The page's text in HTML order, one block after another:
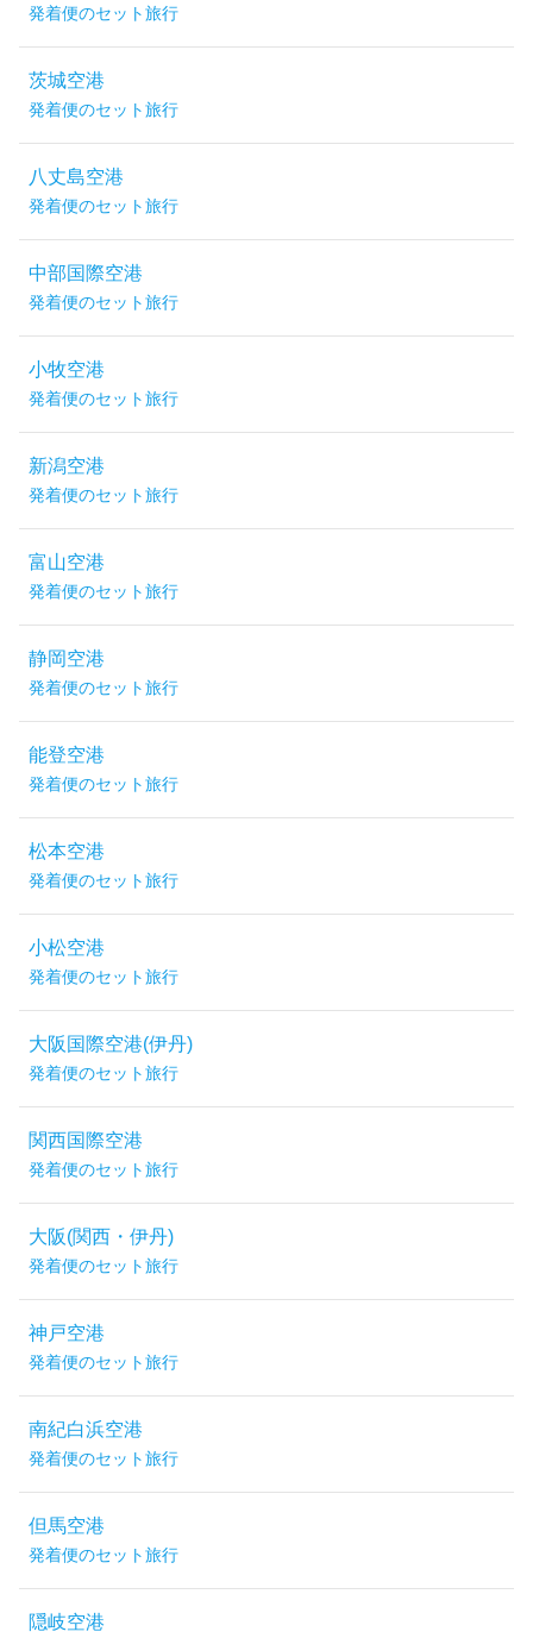
発着便のセット旅行
茨城空港
発着便のセット旅行
八丈島空港
発着便のセット旅行
中部国際空港
発着便のセット旅行
小牧空港
発着便のセット旅行
新潟空港
発着便のセット旅行
富山空港
発着便のセット旅行
静岡空港
発着便のセット旅行
能登空港
発着便のセット旅行
松本空港
発着便のセット旅行
小松空港
発着便のセット旅行
大阪国際空港(伊丹)
発着便のセット旅行
関西国際空港
発着便のセット旅行
大阪(関西・伊丹)
発着便のセット旅行
神戸空港
発着便のセット旅行
南紀白浜空港
発着便のセット旅行
但馬空港
発着便のセット旅行
隠岐空港